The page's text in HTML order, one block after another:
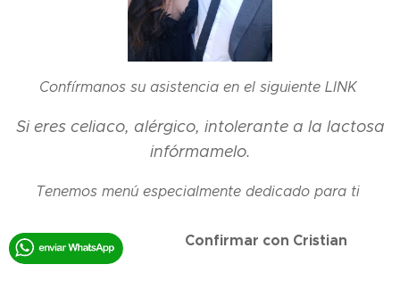
Confírmanos su asistencia en el siguiente LINK
Si eres celiaco, alérgico, intolerante a la lactosa
infórmamelo.
Tenemos menú especialmente dedicado para ti
Confirmar con Cristian